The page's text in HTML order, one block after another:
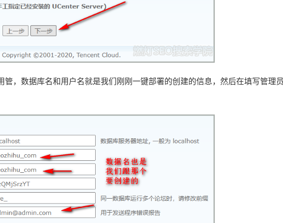
管，数据库名和用户名就是我们刚刚一键部署的创建的信息，然后在填写管理